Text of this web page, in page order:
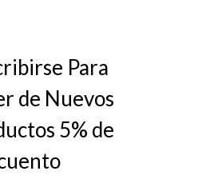
Para
de Nuevos
5% de